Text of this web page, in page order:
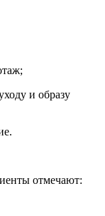
и образу
отмечают: